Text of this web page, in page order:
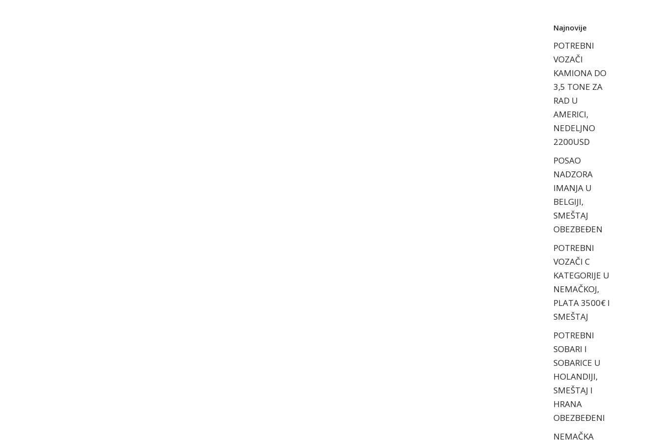
Najnovije
POTREBNI
VOZAČI
KAMIONA DO
3,5 TONE ZA
RAD U
AMERICI,
NEDELJNO
2200USD
POSAO
NADZORA
IMANJA U
BELGIJI,
SMEŠTAJ
OBEZBEĐEN
POTREBNI
VOZAČI C
KATEGORIJE U
NEMAČKOJ,
PLATA 3500€ I
SMEŠTAJ
POTREBNI
SOBARI I
SOBARICE U
HOLANDIJI,
SMEŠTAJ I
HRANA
OBEZBEĐENI
NEMAČKA